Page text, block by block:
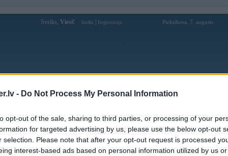
- Do Not Process My Personal Information
opt-out of the sale, sharing to third parties, or processing of your
for targeted advertising by us, please use the below opt-out
selection. Please note that after your opt-out request is processed
interest-based ads based on personal information utilized by us
Sveiks, Viesi! Ienākt Reģistrācija Piektdiena, 7. augusts
Forums Galerijas Reģistrācija Lietotāji
Lietotāja Cm88support profils
Lietotājvārds:
Cm88support
Nodarbošanās:
CM88